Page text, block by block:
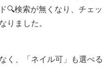
🔍検索が無くなり、チェッ
りました。
く、「ネイル可」も選べる